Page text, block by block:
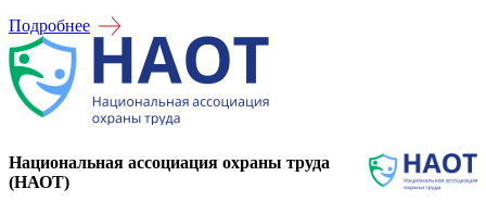
Подробнее
Национальная ассоциация охраны труда
(НАОТ)